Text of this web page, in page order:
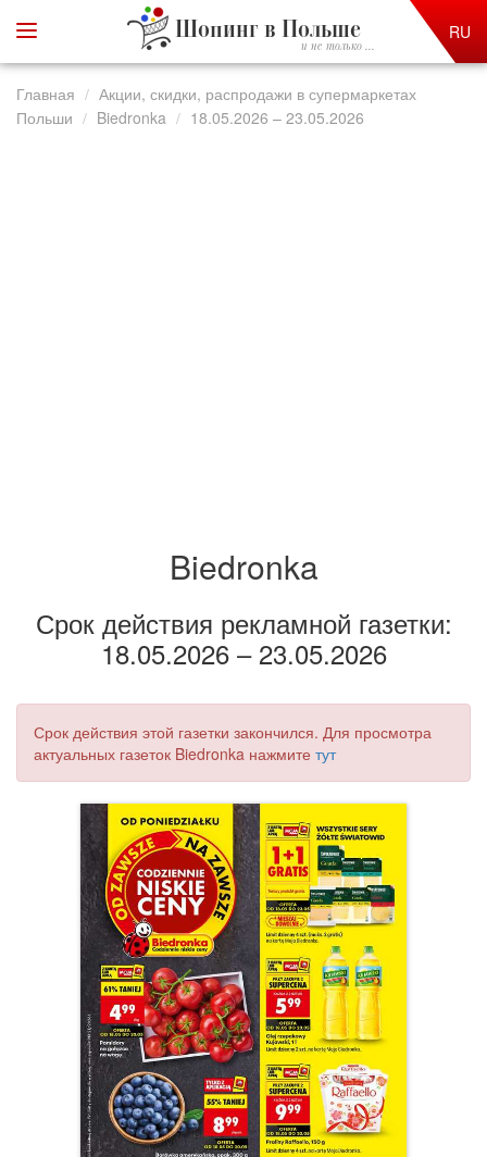
Шопинг в Польше
и не только ...
RU
Главная
Акции, скидки, распродажи в супермаркетах
Польши
Biedronka 18.05.2026 – 23.05.2026
Biedronka
Срок действия рекламной газетки:
18.05.2026 – 23.05.2026
Срок действия этой газетки закончился. Для просмотра
актуальных газеток Biedronka нажмите тут